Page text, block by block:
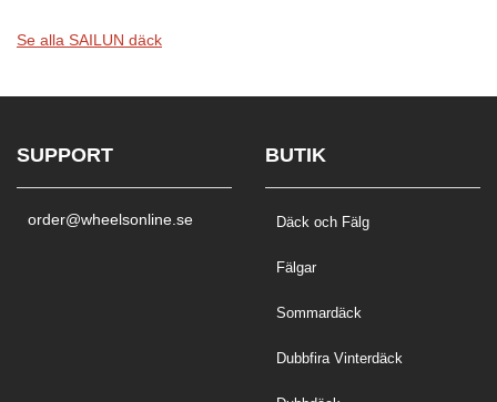
Se alla SAILUN däck
SUPPORT
order@wheelsonline.se
BUTIK
Däck och Fälg
Fälgar
Sommardäck
Dubbfira Vinterdäck